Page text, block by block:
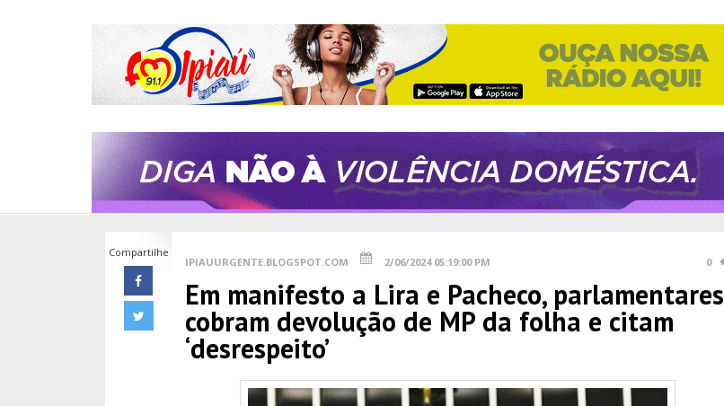
Compartilhe
IPIAUURGENTE.BLOGSPOT.COM 2/06/2024 05:19:00 PM 0
Em manifesto a Lira e Pacheco, parlamentares
cobram devolução de MP da folha e citam
‘desrespeito’